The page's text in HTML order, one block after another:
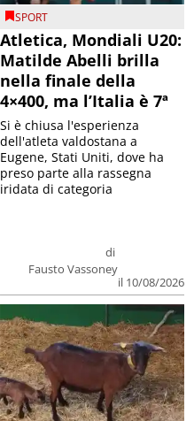
SPORT
Atletica, Mondiali U20:
Matilde Abelli brilla
nella finale della
4×400, ma l’Italia è 7ª
di
Fausto Vassoney
il 10/08/2026
Si è chiusa l'esperienza
dell'atleta valdostana a
Eugene, Stati Uniti, dove ha
preso parte alla rassegna
iridata di categoria